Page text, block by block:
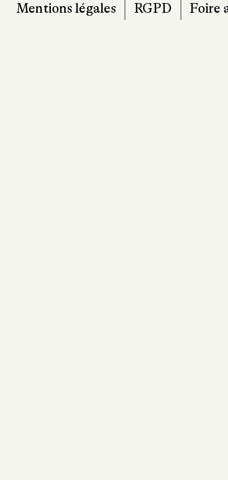
Mentions légales RGPD Foire